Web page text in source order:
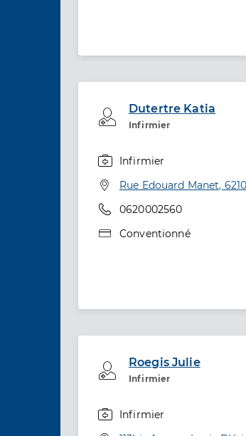
Dutertre Katia
Infirmier
Professionel
Infirmier
Adresse
Rue Edouard Manet,
Téléphone
0620002560
Type de convention
Conventionné
Roegis Julie
Infirmier
Professionel
Infirmier